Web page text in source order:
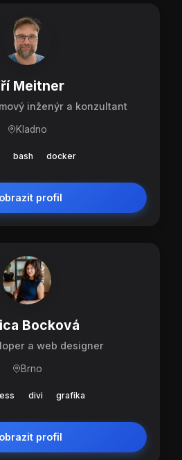
Meitner
inženýr a konzultant
Kladno
bash docker
profil
Bocková
a web designer
Brno
divi grafika
profil